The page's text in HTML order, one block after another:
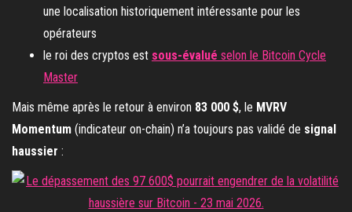
une localisation historiquement intéressante pour les
opérateurs
le roi des cryptos est sous-évalué selon le Bitcoin Cycle
Master
Mais même après le retour à environ 83 000 $, le MVRV
Momentum (indicateur on-chain) n’a toujours pas validé de signal
haussier :